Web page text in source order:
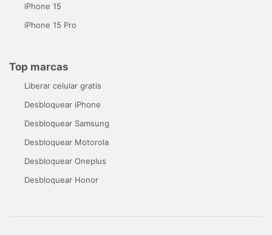
iPhone 15
iPhone 15 Pro
Top marcas
Liberar celular gratis
Desbloquear iPhone
Desbloquear Samsung
Desbloquear Motorola
Desbloquear Oneplus
Desbloquear Honor